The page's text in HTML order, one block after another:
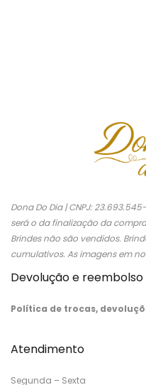
Dona Do Dia | CNPJ:
será o da finalização da
Brindes não são vendidos.
cumulativos. As imagens em
Devolução e reembolso
Política de trocas,
Atendimento
Segunda – Sexta